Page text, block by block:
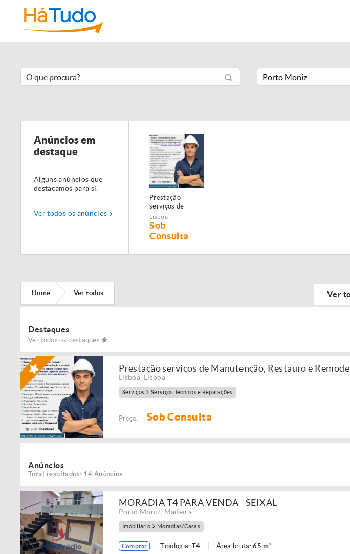
Anúncios em
destaque
Alguns anúncios que
destacamos para si.
Ver todos os anúncios
Prestação
serviços de
Manutenção,
Restauro e
Remodelação de
imóveis!
Lisboa
Sob
Consulta
Home Ver todos Ver
Destaques
Ver todos os destaques
Prestação serviços de Manutenção, Restauro e
Lisboa Lisboa
Serviços Serviços Técnicos e Reparações
Preço: Sob Consulta
Anúncios
Total resultados: 14 Anúncios
MORADIA T4 PARA VENDA - SEIXAL
Porto Moniz Madeira
Imobiliário Moradias/Casas
Comprar Tipologia: T4 Área bruta:65 m²